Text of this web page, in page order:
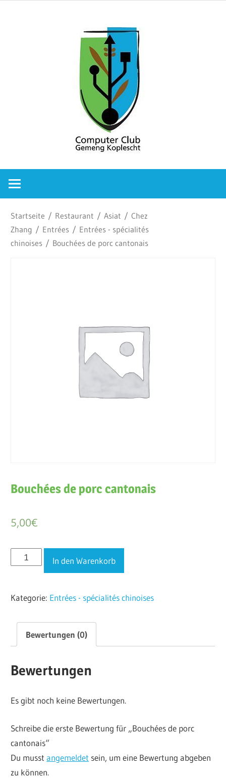
Club
Startseite / Restaurant /Asiat /Chez
Zhang / Entrées / Entrées - spécialités
chinoises / Bouchées de porc cantonais
Bouchées de porc cantonais
5,00€
Bouchées
de
cantonais
In den Warenkorb
Kategorie: Entrées - spécialités chinoises
Bewertungen (0)
Bewertungen
Es gibt noch keine Bewertungen.
Schreibe die erste Bewertung für „Bouchées de porc
cantonais“
Du musstangemeldet sein, um eine Bewertung abgeben
zu können.